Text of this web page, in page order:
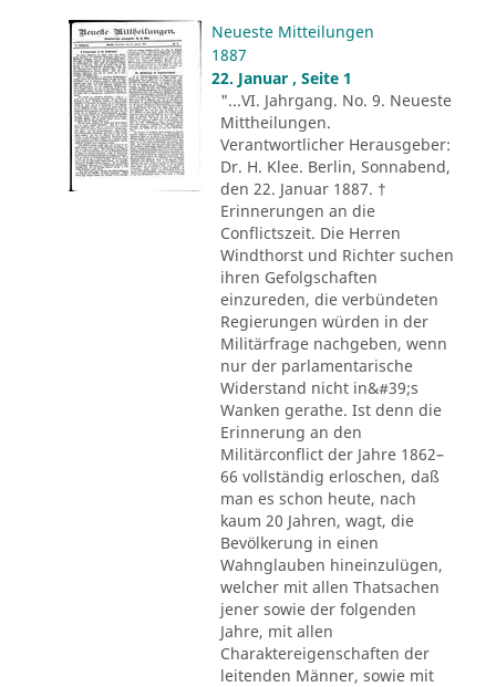
Neueste Mitteilungen
1887
22. Januar , Seite 1
"...VI. Jahrgang. No. 9. Neueste
Mittheilungen.
Verantwortlicher Herausgeber:
Dr. H. Klee. Berlin, Sonnabend,
den 22. Januar 1887. †
Erinnerungen an die
Conflictszeit. Die Herren
Windthorst und Richter suchen
ihren Gefolgschaften
einzureden, die verbündeten
Regierungen würden in der
Militärfrage nachgeben, wenn
nur der parlamentarische
Widerstand nicht in&#39;s
Wanken gerathe. Ist denn die
Erinnerung an den
Militärconflict der Jahre 1862–
66 vollständig erloschen, daß
man es schon heute, nach
kaum 20 Jahren, wagt, die
Bevölkerung in einen
Wahnglauben hineinzulügen,
welcher mit allen Thatsachen
jener sowie der folgenden
Jahre, mit allen
Charaktereigenschaften der
leitenden Männer, sowie mit